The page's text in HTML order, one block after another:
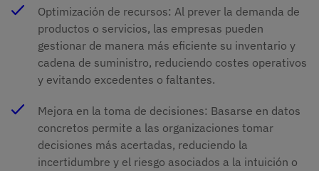
Optimización de recursos: Al prever la demanda de
productos o servicios, las empresas pueden
gestionar de manera más eficiente su inventario y
cadena de suministro, reduciendo costes operativos
y evitando excedentes o faltantes. ​
Mejora en la toma de decisiones: Basarse en datos
concretos permite a las organizaciones tomar
decisiones más acertadas, reduciendo la
incertidumbre y el riesgo asociados a la intuición o